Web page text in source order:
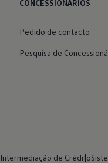
CONCESSIONÁRIOS
Pedido de contacto
Pesquisa de
Intermediação de Crédito